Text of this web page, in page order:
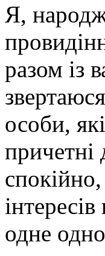
Я,
разом із
особи,
причетні
одне